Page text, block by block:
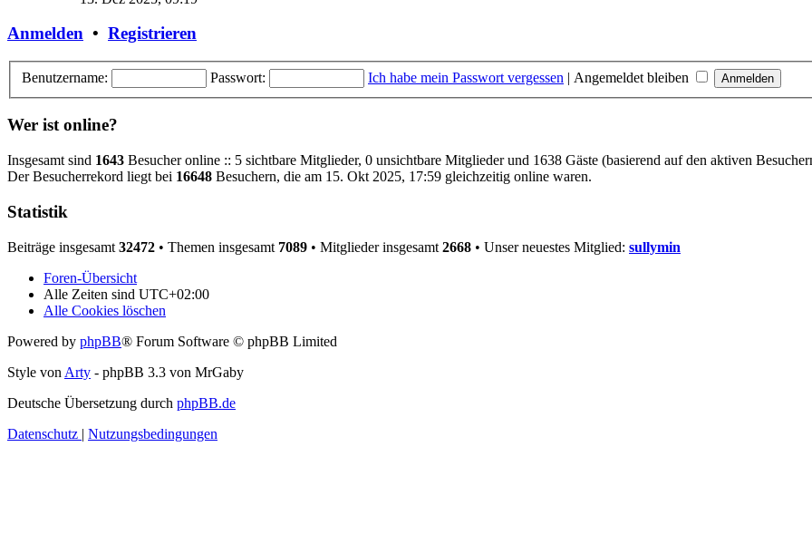
Anmelden • Registrieren
Benutzername: Passwort: Ich habe mein Passwort vergessen | Angemeldet bleiben
Wer ist online?
Insgesamt sind 1643 Besucher online :: 5 sichtbare Mitglieder, 0 unsichtbare Mitglieder und 1638 Gäste (basierend auf den aktiven
Der Besucherrekord liegt bei 16648 Besuchern, die am 15. Okt 2025, 17:59 gleichzeitig online waren.
Statistik
Beiträge insgesamt 32472 • Themen insgesamt 7089 • Mitglieder insgesamt 2668 • Unser neuestes Mitglied: sullymin
Foren-Übersicht
Alle Zeiten sind UTC+02:00
Alle Cookies löschen
Powered by phpBB® Forum Software © phpBB Limited
Style von Arty - phpBB 3.3 von MrGaby
Deutsche Übersetzung durch phpBB.de
Datenschutz | Nutzungsbedingungen